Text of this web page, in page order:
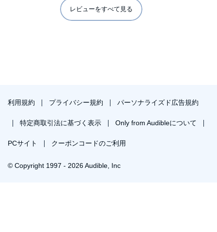
レビューをすべて見る
利用規約 プライバシー規約 パーソナライズド広告規約
特定商取引法に基づく表示 Only from Audibleについて
PCサイト クーポンコードのご利用
© Copyright 1997 - 2026 Audible, Inc